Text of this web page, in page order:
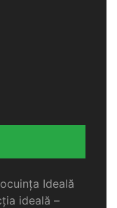
Ideală
ideală –